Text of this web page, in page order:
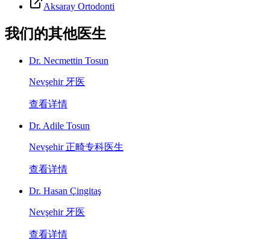
Aksaray Ortodonti
我们的其他医生
Dr. Necmettin Tosun
Nevşehir 牙医
查看详情
Dr. Adile Tosun
Nevşehir 正畸专科医生
查看详情
Dr. Hasan Çingitaş
Nevşehir 牙医
查看详情